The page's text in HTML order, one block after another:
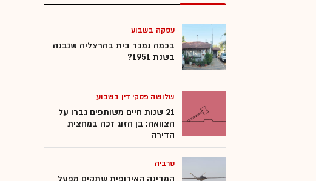
עסקה בשבוע
בכמה נמכר בית בהרצליה שנבנה
בשנת 1951?
שלושה פסקי דין בשבוע
21 שנות חיים משותפים גברו על
הצוואה: בן הזוג זכה במחצית
הדירה
סרביה
המדינה האירופית שתקים מפעל